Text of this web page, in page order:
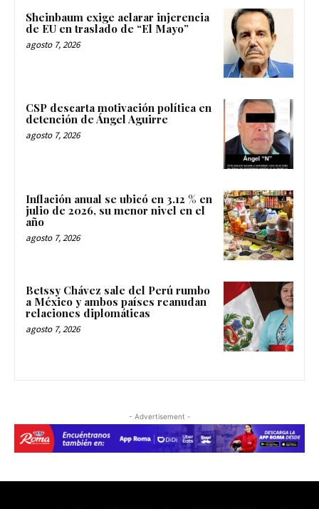
Sheinbaum exige aclarar injerencia
de EU en traslado de “El Mayo”
agosto 7, 2026
CSP descarta motivación política en
detención de Ángel Aguirre
agosto 7, 2026
Inflación anual se ubicó en 3.12 % en
julio de 2026, su menor nivel en el
año
agosto 7, 2026
Betssy Chávez sale del Perú rumbo
a México y ambos países reanudan
relaciones diplomáticas
agosto 7, 2026
- Advertisement -